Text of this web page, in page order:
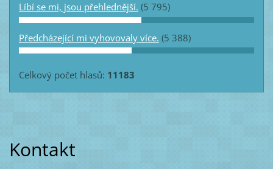
Líbí se mi, jsou přehlednější. (5 795)
Předcházející mi vyhovovaly více. (5 388)
Celkový počet hlasů: 11183
Kontakt